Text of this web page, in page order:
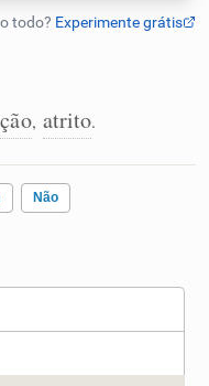
, atrito.
Não
me ajudou